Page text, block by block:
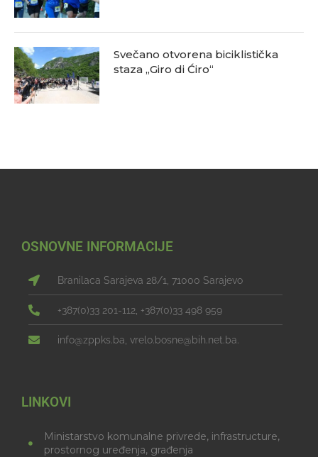
Svečano otvorena biciklistička
staza „Giro di Ćiro“
OSNOVNE INFORMACIJE
Branilaca Sarajeva 28/1, 71000 Sarajevo
+387(0)33 201-112, +387(0)33 498 959
info@zppks.ba, vrelo.bosne@bih.net.ba.
LINKOVI
Ministarstvo komunalne privrede, infrastructure,
prostornog uređenja, građenja